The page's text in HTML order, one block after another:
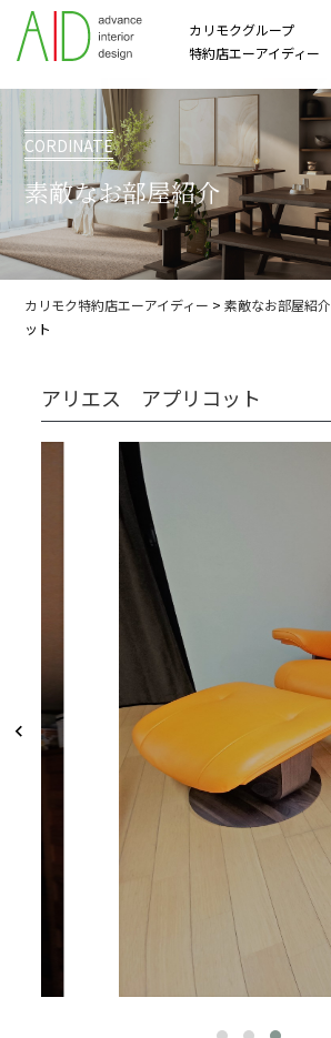
カリモクグループ
特約店エーアイディー
CORDINATE
素敵なお部屋紹介
カリモク特約店エーアイディー >素敵なお部屋紹介
ット
アリエス アプリコット